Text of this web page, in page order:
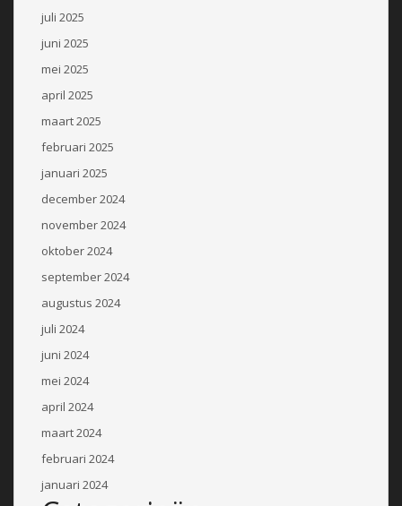
juli 2025
juni 2025
mei 2025
april 2025
maart 2025
februari 2025
januari 2025
december 2024
november 2024
oktober 2024
september 2024
augustus 2024
juli 2024
juni 2024
mei 2024
april 2024
maart 2024
februari 2024
januari 2024